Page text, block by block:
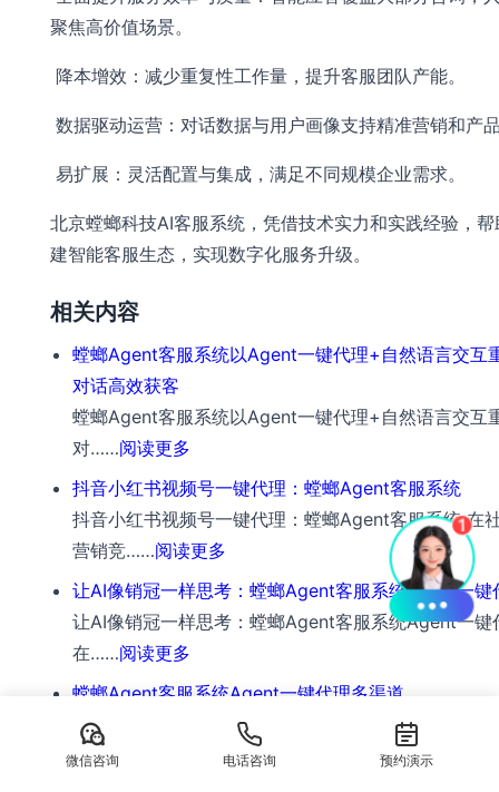
聚焦高价值场景。
降本增效：减少重复性工作量，提升客服团队产能。
数据驱动运营：对话数据与用户画像支持精准营销和产
易扩展：灵活配置与集成，满足不同规模企业需求。
北京螳螂科技AI客服系统，凭借技术实力和实践经验，
建智能客服生态，实现数字化服务升级。
相关内容
螳螂Agent客服系统以Agent一键代理+自然语言交互
对话高效获客
螳螂Agent客服系统以Agent一键代理+自然语言交互
对……阅读更多：
螳
螂
Agent
服
系
以
Agent
抖音小红书视频号一键代理：螳螂Agent客服系统
抖音小红书视频号一键代理：螳螂Agent客服系统 在
营销竞……阅读更多：
抖
音
视
频
让AI像销冠一样思考：螳螂Agent客服系统Agent一键
让AI像销冠一样思考：螳螂Agent客服系统Agent一键
在……阅读更多：
让
螳螂Agent客服系统Agent一键代理多渠道
螳螂Agent客服系统：Agent一键代理多渠道，重新定
服……
微信咨询 电话咨询 预约演示